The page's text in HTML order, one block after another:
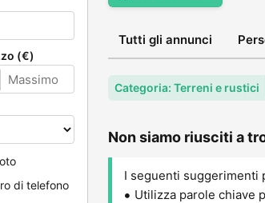
(€)
di telefono
Tutti gli annunci
Categoria: Terreni e rustici
Non siamo riusciti a
I seguenti
Utilizza parole chiave